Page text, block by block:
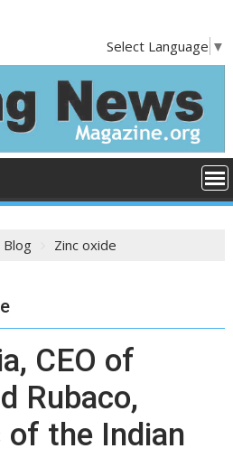
Select Language ▼
Blog Zinc oxide
CEO of
Rubaco,
of the Indian